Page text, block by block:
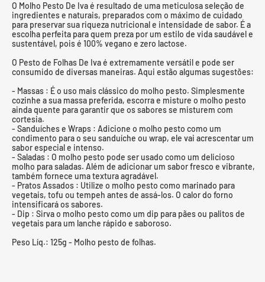
O Molho Pesto De Iva é resultado de uma meticulosa seleção de
ingredientes e naturais, preparados com o máximo de cuidado
para preservar sua riqueza nutricional e intensidade de sabor. É a
escolha perfeita para quem preza por um estilo de vida saudável e
sustentável, pois é 100% vegano e zero lactose.
O Pesto de Folhas De Iva é extremamente versátil e pode ser
consumido de diversas maneiras. Aqui estão algumas sugestões:
- Massas : É o uso mais clássico do molho pesto. Simplesmente
cozinhe a sua massa preferida, escorra e misture o molho pesto
ainda quente para garantir que os sabores se misturem com
cortesia.
- Sanduíches e Wraps : Adicione o molho pesto como um
condimento para o seu sanduíche ou wrap, ele vai acrescentar um
sabor especial e intenso.
- Saladas : O molho pesto pode ser usado como um delicioso
molho para saladas. Além de adicionar um sabor fresco e vibrante,
também fornece uma textura agradável.
- Pratos Assados : Utilize o molho pesto como marinado para
vegetais, tofu ou tempeh antes de assá-los. O calor do forno
intensificará os sabores.
- Dip : Sirva o molho pesto como um dip para pães ou palitos de
vegetais para um lanche rápido e saboroso.
Peso Líq.: 125g - Molho pesto de folhas.